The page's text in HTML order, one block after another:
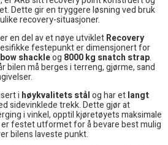
Dette gir en tryggere løsning ved bruk
recovery-situasjoner.
er en del av et nøye utvikletRecovery
festepunkt er dimensjonert for
shackleog 8000 kg snatch strap.
bilen må berges i terreng, gjørme, sand
i høykvalitets stålog har etlangt
sidevinklede trekk. Dette gjør at
i vinkel, opptil kjøretøyets maksimale
festet utformet for å bevare best mulig
bilens laveste punkt.